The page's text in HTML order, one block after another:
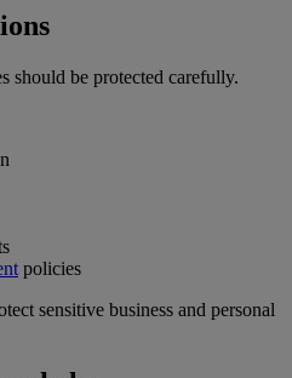
should be protected carefully.
policies
sensitive business and personal